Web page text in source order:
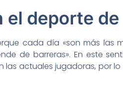
el deporte
cada día «son más las
de barreras». En este
las actuales jugadoras, por